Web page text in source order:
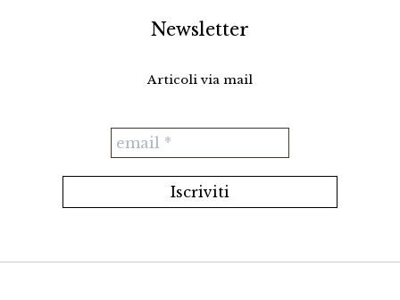
Newsletter
Articoli via mail